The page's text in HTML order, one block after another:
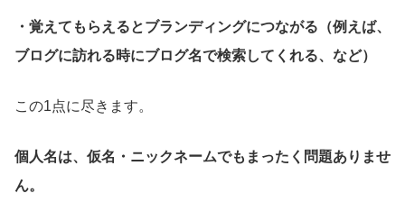
・覚えてもらえるとブランディングにつながる（例えば、
ブログに訪れる時にブログ名で検索してくれる、など）
この1点に尽きます。
個人名は、仮名・ニックネームでもまったく問題ありませ
ん。